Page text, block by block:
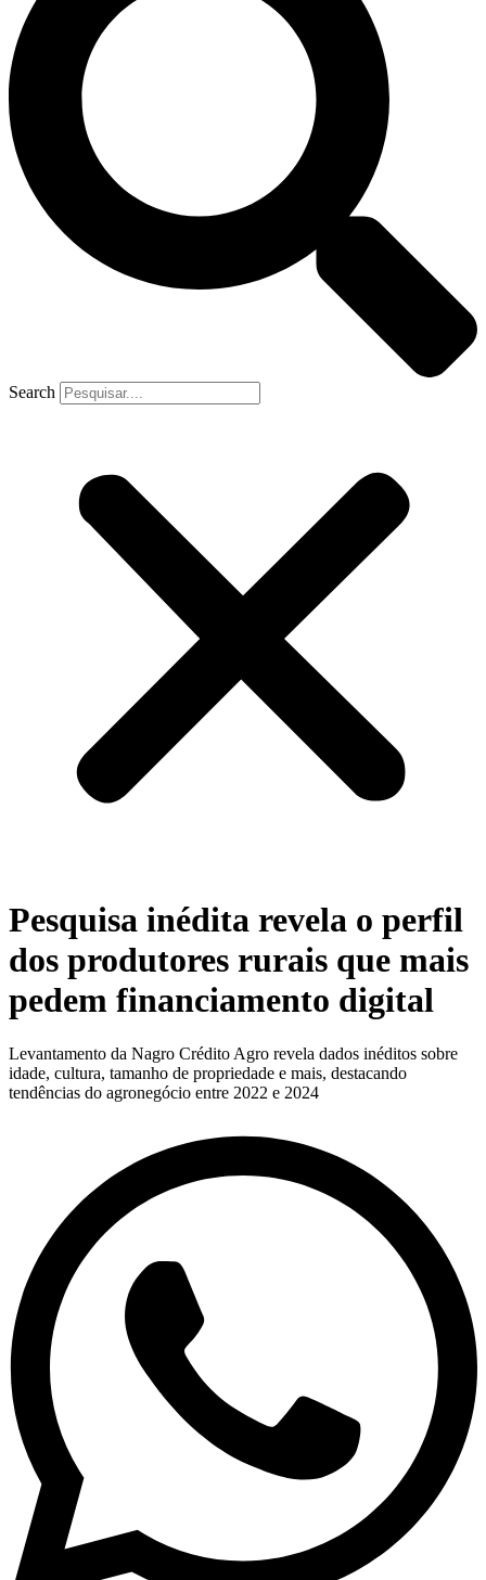
Search
Pesquisa inédita revela o perfil
dos produtores rurais que mais
pedem financiamento digital
Levantamento da Nagro Crédito Agro revela dados inéditos sobre
idade, cultura, tamanho de propriedade e mais, destacando
tendências do agronegócio entre 2022 e 2024